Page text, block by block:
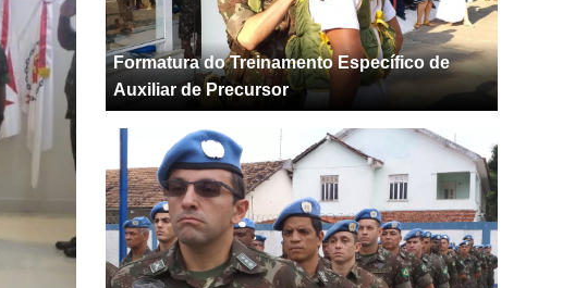
Formatura do Treinamento Específico de
Auxiliar de Precursor